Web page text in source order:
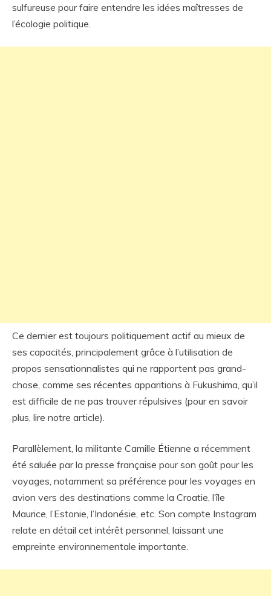
sulfureuse pour faire entendre les idées maîtresses de
l’écologie politique.
Ce dernier est toujours politiquement actif au mieux de
ses capacités, principalement grâce à l’utilisation de
propos sensationnalistes qui ne rapportent pas grand-
chose, comme ses récentes apparitions à Fukushima, qu’il
est difficile de ne pas trouver répulsives (pour en savoir
plus, lire notre article).
Parallèlement, la militante Camille Étienne a récemment
été saluée par la presse française pour son goût pour les
voyages, notamment sa préférence pour les voyages en
avion vers des destinations comme la Croatie, l’île
Maurice, l’Estonie, l’Indonésie, etc. Son compte Instagram
relate en détail cet intérêt personnel, laissant une
empreinte environnementale importante.